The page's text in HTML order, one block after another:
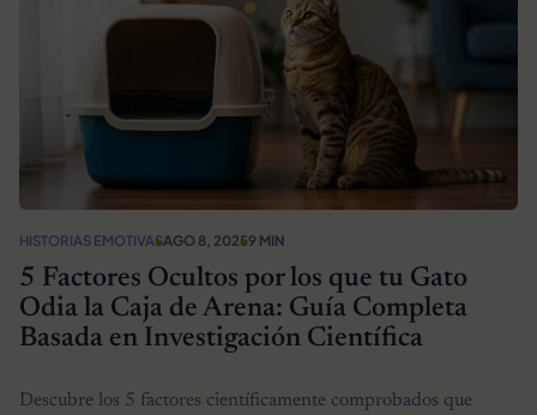
HISTORIAS EMOTIVASAGO 8, 20259 MIN
5 Factores Ocultos por los que tu Gato
Odia la Caja de Arena: Guía Completa
Basada en Investigación Científica
Descubre los 5 factores científicamente comprobados que